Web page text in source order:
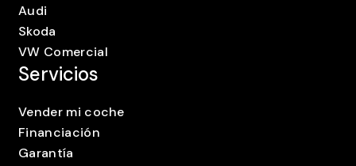
Audi
Skoda
VW Comercial
Servicios
Vender mi coche
Financiación
Garantía